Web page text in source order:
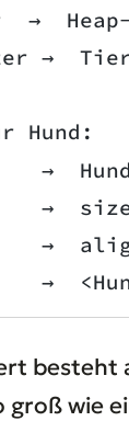
→
→
Hund:
→
→
→
→
besteht
groß wie